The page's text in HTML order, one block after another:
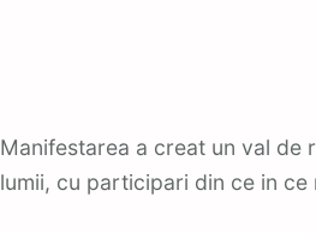
Manifestarea a creat un val de
lumii, cu participari din ce in ce